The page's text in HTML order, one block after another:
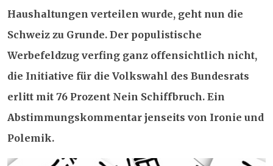
Haushaltungen verteilen wurde, geht nun die
Schweiz zu Grunde. Der populistische
Werbefeldzug verfing ganz offensichtlich nicht,
die Initiative für die Volkswahl des Bundesrats
erlitt mit 76 Prozent Nein Schiffbruch. Ein
Abstimmungskommentar jenseits von Ironie und
Polemik.